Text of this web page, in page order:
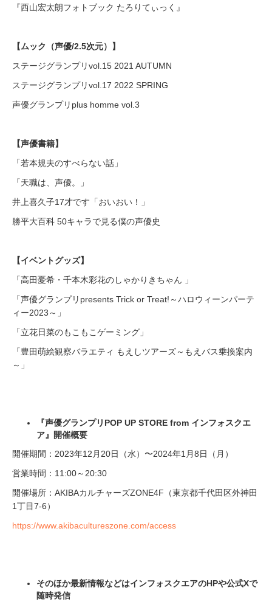
『西山宏太朗フォトブック たろりてぃっく』
【ムック（声優/2.5次元）】
ステージグランプリvol.15 2021 AUTUMN
ステージグランプリvol.17 2022 SPRING
声優グランプリplus homme vol.3
【声優書籍】
「若本規夫のすべらない話」
「天職は、声優。」
井上喜久子17才です「おいおい！」
勝平大百科 50キャラで見る僕の声優史
【イベントグッズ】
「高田憂希・千本木彩花のしゃかりきちゃん 」
「声優グランプリpresents Trick or Treat!～ハロウィーンパーテ
ィー2023～」
「立花日菜のもこもこゲーミング」
「豊田萌絵観察バラエティ もえしツアーズ～もえバス乗換案内
～」
『声優グランプリPOP UP STORE from インフォスクエ
ア』開催概要
開催期間：2023年12月20日（水）〜2024年1月8日（月）
営業時間：11:00～20:30
開催場所：AKIBAカルチャーズZONE4F（東京都千代田区外神田
1丁目7-6）
https://www.akibacultureszone.com/access
そのほか最新情報などはインフォスクエアのHPや公式Xで
随時発信